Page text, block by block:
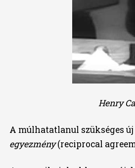
Henry
A múlhatatlanul szükséges
egyezmény(reciprocal